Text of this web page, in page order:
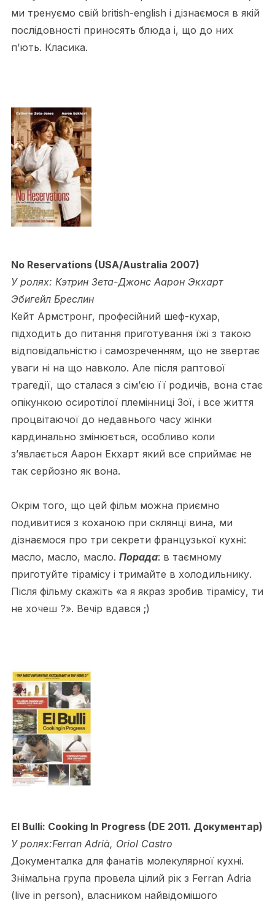
ми тренуємо свій british-english і дізнаємося в якій
послідовності приносять блюда і, що до них
п’ють. Класика.
No Reservations (USA/Australia 2007)
У ролях: Кэтрин Зета-Джонс Аарон Экхарт
Эбигейл Бреслин
Кейт Армстронг, професійний шеф-кухар,
підходить до питання приготування їжі з такою
відповідальністю і самозреченням, що не звертає
уваги ні на що навколо. Але після раптової
трагедії, що сталася з сім’єю її родичів, вона стає
опікункою осиротілої племінниці Зої, і все життя
процвітаючої до недавнього часу жінки
кардинально змінюється, особливо коли
з’явлається Аарон Екхарт який все сприймає не
так серйозно як вона.
Окрім того, що цей фільм можна приємно
подивитися з коханою при склянці вина, ми
дізнаємося про три секрети французької кухні:
масло, масло, масло. Порада: в таємному
приготуйте тірамісу і тримайте в холодильнику.
Після фільму скажіть «а я якраз зробив тірамісу, ти
не хочеш ?». Вечір вдався ;)
El Bulli: Cooking In Progress (DE 2011. Документар)
У ролях:Ferran Adrià, Oriol Castro
Документалка для фанатів молекулярної кухні.
Знімальна група провела цілий рік з Ferran Adria
(live in person), власником найвідомішого